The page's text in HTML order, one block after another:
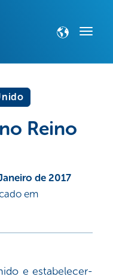
Reino
de 2017
em
e estabelecer-